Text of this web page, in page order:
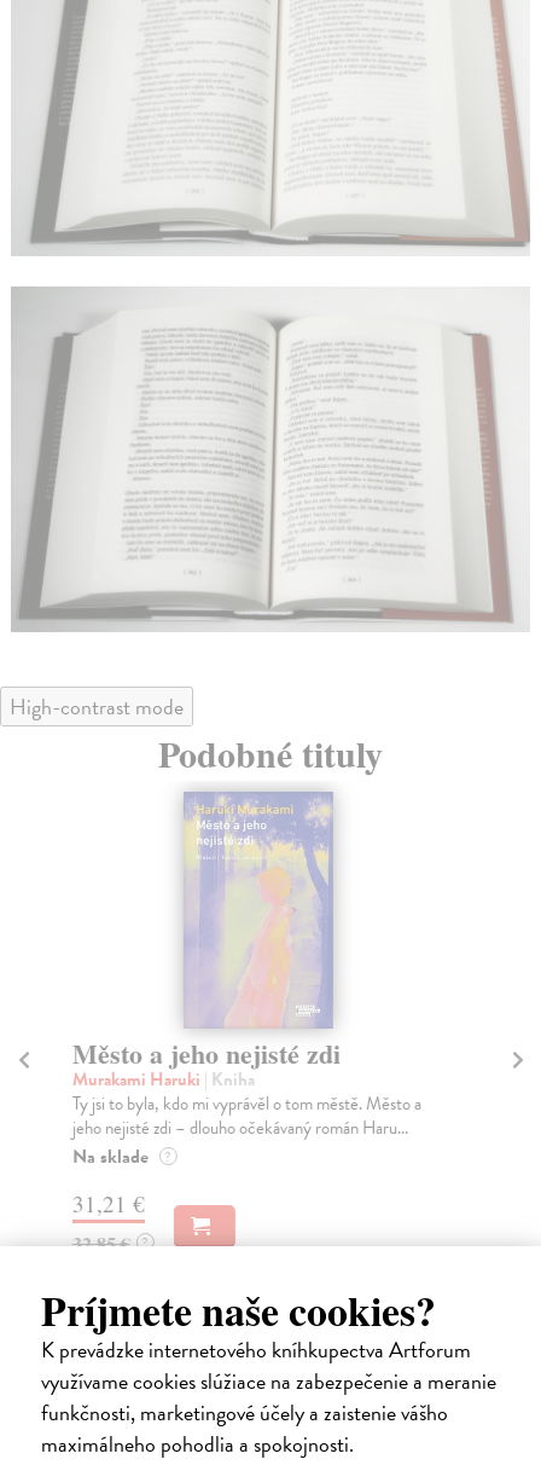
Príjmete naše cookies?
K prevádzke internetového kníhkupectva Artforum
využívame cookies slúžiace na zabezpečenie a meranie
funkčnosti, marketingové účely a zaistenie vášho
maximálneho pohodlia a spokojnosti.
High-contrast mode
Podobné tituly
Město a jeho nejisté zdi
Murakami Haruki | Kniha
Ty jsi to byla, kdo mi vyprávěl o tom městě. Město a
jeho nejisté zdi – dlouho očekávaný román Haru...
Na sklade ?
31,21 €
32,85 € ?
High-contrast mode
Čitatelia s podobným vkusom si